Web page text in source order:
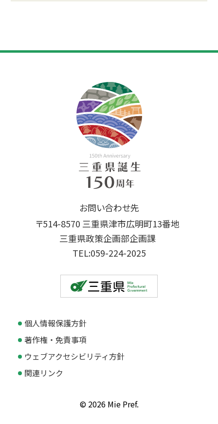
お問い合わせ先
〒514-8570 三重県津市広明町13番地
三重県政策企画部企画課
TEL:059-224-2025
個人情報保護方針
著作権・免責事項
ウェブアクセシビリティ方針
関連リンク
© 2026 Mie Pref.